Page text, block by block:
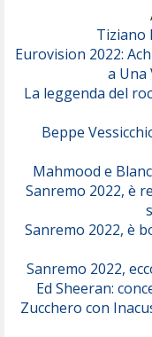
Tiziano
Eurovision 2022:
a Una
La leggenda del
Beppe
Mahmood e
Sanremo 2022, è
Sanremo 2022, è
Sanremo 2022,
Ed Sheeran:
Zucchero con